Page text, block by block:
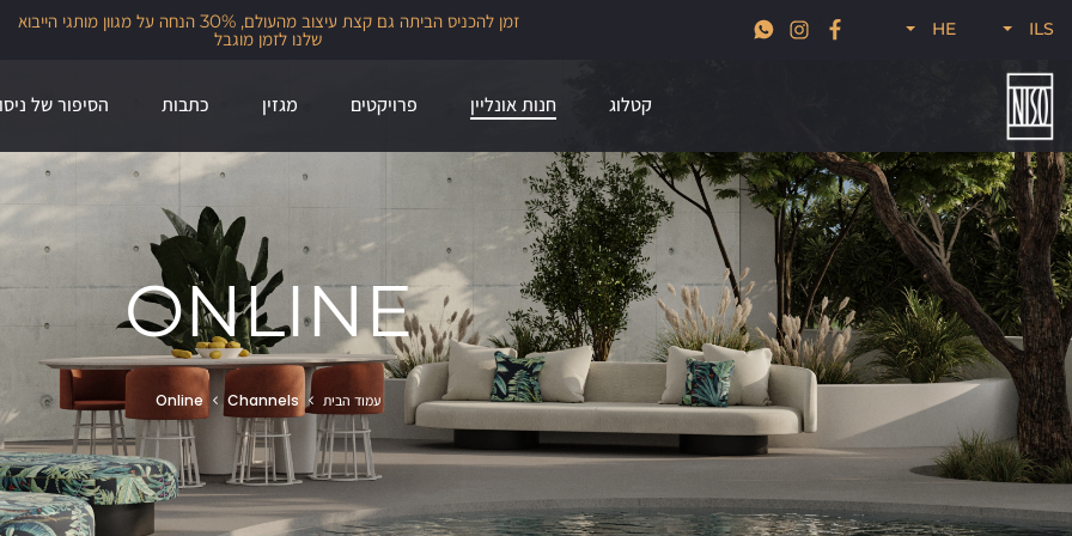
ILS
HE שלנו לזמן מוגבל
מאחורי הקלעים של Sea & Park, אחד הפרויקטים המורכבים שיצרנו עם גיא
וליקסון.
קטלוג חנות אונליין פרויקטים מגזין כתבות הסיפור של ניסו
ONLINE
עמוד הבית Channels
Online